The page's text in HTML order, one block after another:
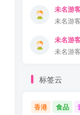
未名游
未名游客
未名游
未名游客
标签云
香港 食品